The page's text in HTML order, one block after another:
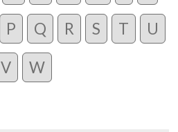
P Q R S T U
V W